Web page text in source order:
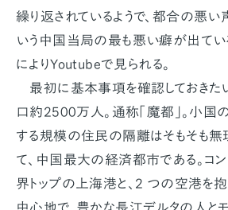
繰り返されているようで、都合の悪い
いう中国当局の最も悪い癖が出てい
によりYoutubeで見られる。
最初に基本事項を確認しておきた
口約2500万人。通称「魔都」。小国
する規模の住民の隔離はそもそも無
て、中国最大の経済都市である。コ
界トップの上海港と、2 つの空港を
中心地で、豊かな長江デルタの人と